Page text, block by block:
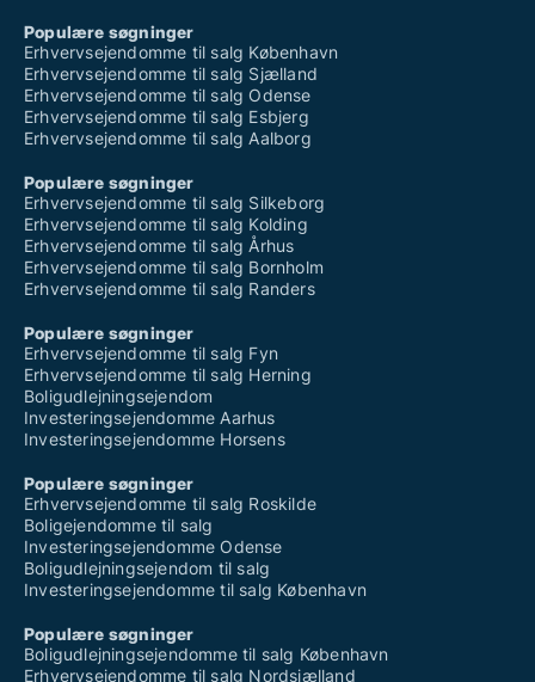
Populære søgninger
Erhvervsejendomme til salg København
Erhvervsejendomme til salg Sjælland
Erhvervsejendomme til salg Odense
Erhvervsejendomme til salg Esbjerg
Erhvervsejendomme til salg Aalborg
Populære søgninger
Erhvervsejendomme til salg Silkeborg
Erhvervsejendomme til salg Kolding
Erhvervsejendomme til salg Århus
Erhvervsejendomme til salg Bornholm
Erhvervsejendomme til salg Randers
Populære søgninger
Erhvervsejendomme til salg Fyn
Erhvervsejendomme til salg Herning
Boligudlejningsejendom
Investeringsejendomme Aarhus
Investeringsejendomme Horsens
Populære søgninger
Erhvervsejendomme til salg Roskilde
Boligejendomme til salg
Investeringsejendomme Odense
Boligudlejningsejendom til salg
Investeringsejendomme til salg København
Populære søgninger
Boligudlejningsejendomme til salg København
Erhvervsejendomme til salg Nordsjælland